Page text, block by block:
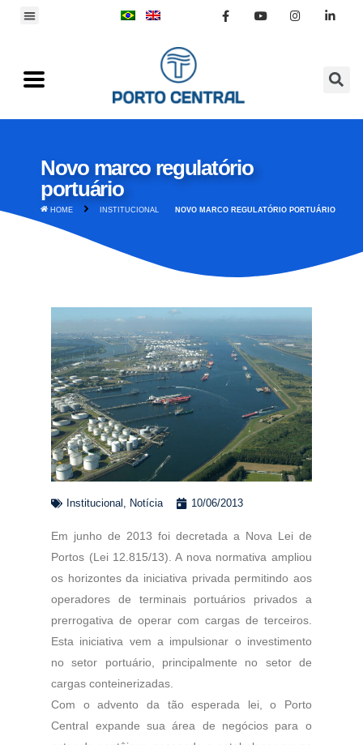
Novo marco regulatório
portuário
HOME INSTITUCIONAL NOVO MARCO REGULATÓRIO PORTUÁRIO
Institucional Notícia 10/06/2013
Em junho de 2013 foi decretada a Nova Lei de
Portos (Lei 12.815/13). A nova normativa ampliou
os horizontes da iniciativa privada permitindo aos
operadores de terminais portuários privados a
prerrogativa de operar com cargas de terceiros.
Esta iniciativa vem a impulsionar o investimento
no setor portuário, principalmente no setor de
cargas conteinerizadas.
Com o advento da tão esperada lei, o Porto
Central expande sua área de negócios para o